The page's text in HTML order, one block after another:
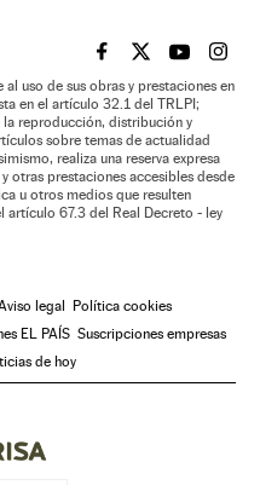
EL PAÍS BRASIL EN
EL PAÍSEL PAÍS
EL
uso de sus obras y prestaciones en
en el artículo 32.1 del TRLPI;
la reproducción, distribución y
sobre temas de actualidad
realiza una reserva expresa
otras prestaciones accesibles desde
u otros medios que resulten
67.3 del Real Decreto - ley
legal Política cookies
EL PAÍS Suscripciones empresas
de hoy